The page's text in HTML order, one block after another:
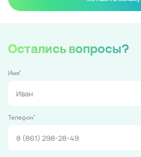
Остались вопросы?
Имя*
Телефон*